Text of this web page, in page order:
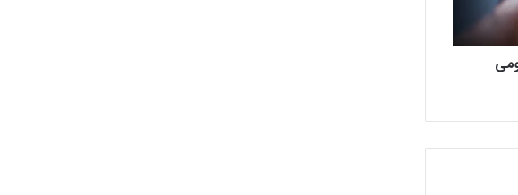
اپل سال
همراه اول | مودم‌های رومیزی 5G انتخاب اول